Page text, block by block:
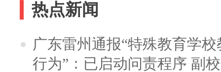
热点新闻
广东雷州通报“特殊教育学
行为”：已启动问责程序 副